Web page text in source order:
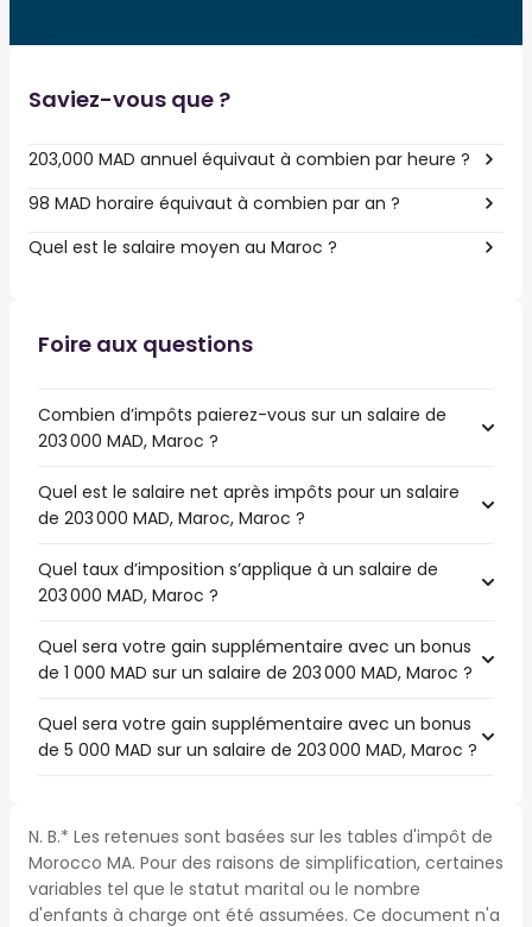
Saviez-vous que ?
203,000 MAD annuel équivaut à combien par heure ?
98 MAD horaire équivaut à combien par an ?
Quel est le salaire moyen au Maroc ?
Foire aux questions
Combien d’impôts paierez-vous sur un salaire de
203 000 MAD, Maroc ?
Quel est le salaire net après impôts pour un salaire
de 203 000 MAD, Maroc, Maroc ?
Quel taux d’imposition s’applique à un salaire de
203 000 MAD, Maroc ?
Quel sera votre gain supplémentaire avec un bonus
de 1 000 MAD sur un salaire de 203 000 MAD, Maroc ?
Quel sera votre gain supplémentaire avec un bonus
de 5 000 MAD sur un salaire de 203 000 MAD, Maroc ?
N. B.* Les retenues sont basées sur les tables d'impôt de
Morocco MA. Pour des raisons de simplification, certaines
variables tel que le statut marital ou le nombre
d'enfants à charge ont été assumées. Ce document n'a